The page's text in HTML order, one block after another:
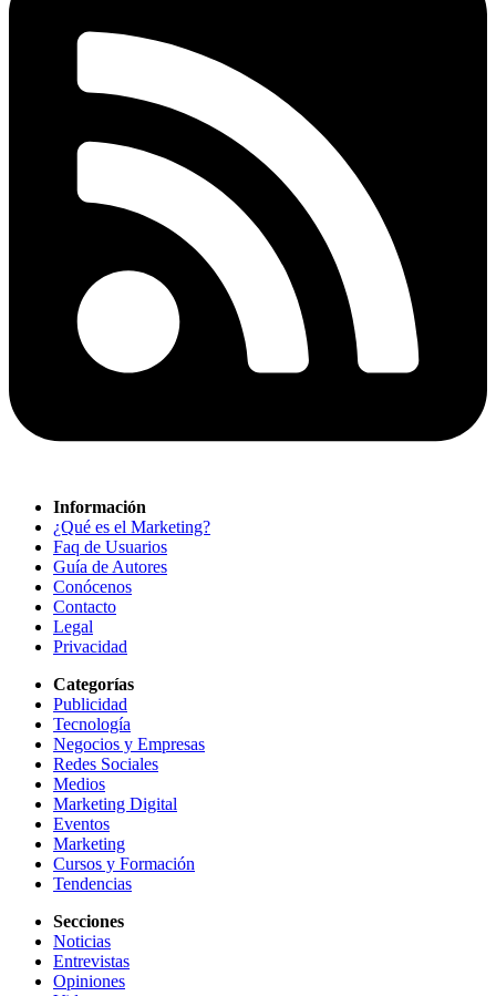
Información
¿Qué es el Marketing?
Faq de Usuarios
Guía de Autores
Conócenos
Contacto
Legal
Privacidad
Categorías
Publicidad
Tecnología
Negocios y Empresas
Redes Sociales
Medios
Marketing Digital
Eventos
Marketing
Cursos y Formación
Tendencias
Secciones
Noticias
Entrevistas
Opiniones